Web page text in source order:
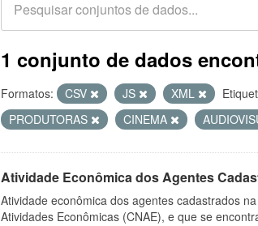
1 conjunto de dados
Formatos: CSV JS XML
PRODUTORAS
CINEMA
Atividade Econômica dos Agentes
Atividade econômica dos agentes cadastrados
Atividades Econômicas (CNAE), e que se